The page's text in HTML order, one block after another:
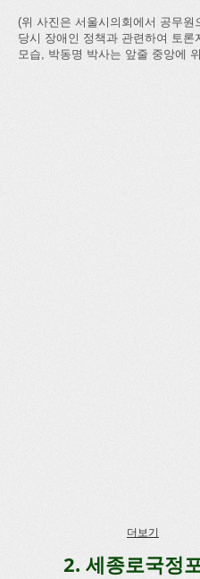
​(위 사진은 서울시의회에서 공무원
당시 장애인 정책과 관련하여 토론
모습, 박동명 박사는 앞줄 중앙에
더보기
2. 세종로국정